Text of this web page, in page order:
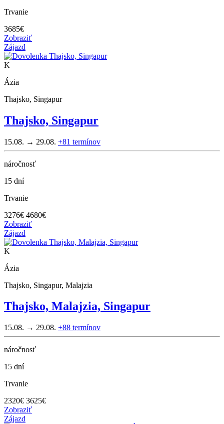
Trvanie
3685€
Zobraziť
Zájazd
K
Ázia
Thajsko, Singapur
Thajsko, Singapur
15.08. → 29.08. +81 termínov
náročnosť
15 dní
Trvanie
3276€ 4680€
Zobraziť
Zájazd
K
Ázia
Thajsko, Singapur, Malajzia
Thajsko, Malajzia, Singapur
15.08. → 29.08. +88 termínov
náročnosť
15 dní
Trvanie
2320€ 3625€
Zobraziť
Zájazd